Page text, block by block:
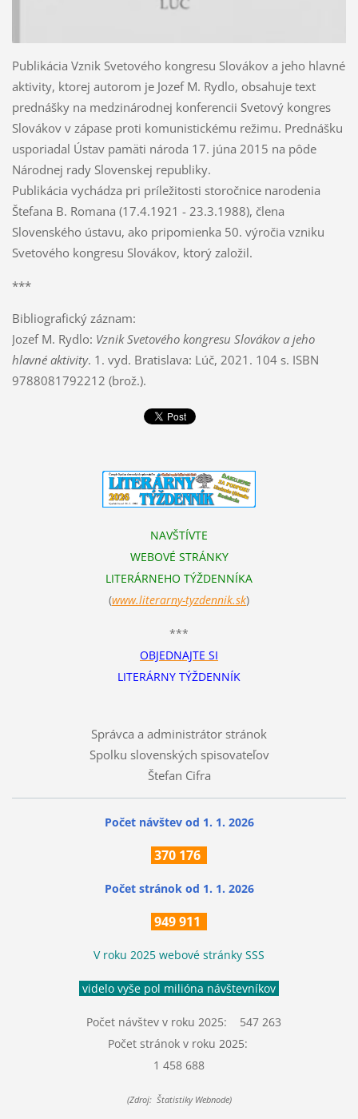
Publikácia Vznik Svetového kongresu Slovákov a jeho hlavné
aktivity, ktorej autorom je Jozef M. Rydlo, obsahuje text
prednášky na medzinárodnej konferencii Svetový kongres
Slovákov v zápase proti komunistickému režimu. Prednášku
usporiadal Ústav pamäti národa 17. júna 2015 na pôde
Národnej rady Slovenskej republiky.
Publikácia vychádza pri príležitosti storočnice narodenia
Štefana B. Romana (17.4.1921 - 23.3.1988), člena
Slovenského ústavu, ako pripomienka 50. výročia vzniku
Svetového kongresu Slovákov, ktorý založil.
***
Bibliografický záznam:
Jozef M. Rydlo: Vznik Svetového kongresu Slovákov a jeho
hlavné aktivity. 1. vyd. Bratislava: Lúč, 2021. 104 s. ISBN
9788081792212 (brož.).
NAVŠTÍVTE
WEBOVÉ STRÁNKY
LITERÁRNEHO TÝŽDENNÍKA
(www.literarny-tyzdennik.sk)
***
OBJEDNAJTE SI
LITERÁRNY TÝŽDENNÍK
Správca a administrátor stránok
Spolku slovenských spisovateľov
Štefan Cifra
Počet návštev od 1. 1. 2026
370 176
Počet stránok od 1. 1. 2026
949 911
V roku 2025 webové stránky SSS
videlo vyše pol milióna návštevníkov
Počet návštev v roku 2025: 547 263
Počet stránok v roku 2025:
1 458 688
(Zdroj: Štatistiky Webnode)